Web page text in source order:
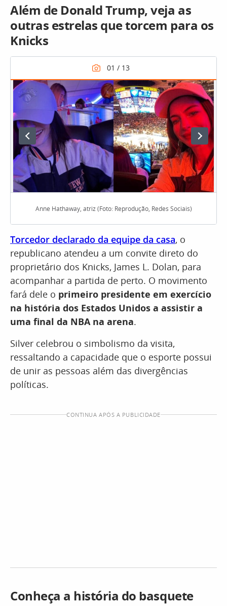
Além de Donald Trump, veja as
outras estrelas que torcem para os
Knicks
Anne Hathaway, atriz (Foto: Reprodução, Redes Sociais)
Torcedor declarado da equipe da casa, o
republicano atendeu a um convite direto do
proprietário dos Knicks, James L. Dolan, para
acompanhar a partida de perto. O movimento
fará dele o primeiro presidente em exercício
na história dos Estados Unidos a assistir a
uma final da NBA na arena.
Silver celebrou o simbolismo da visita,
ressaltando a capacidade que o esporte possui
de unir as pessoas além das divergências
políticas.
CONTINUA APÓS A PUBLICIDADE
Conheça a história do basquete